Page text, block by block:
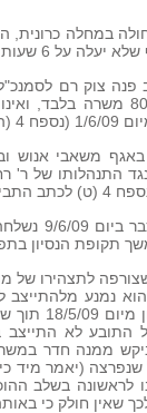
חולה במחלה
על 6 שעות ביום.
31/5/09 שוב פנה
באגף משאבי
התנהלותו של ר'
הוועד).
16. על
תקופת הנסיון
שצורפה לתצהירו
פגישה ליום 14/6/09 הוא
שנכתבו
לא התייצב
ממנה חדר
(יאמר מיד
לראשונה בשלב
שאין חולק כי